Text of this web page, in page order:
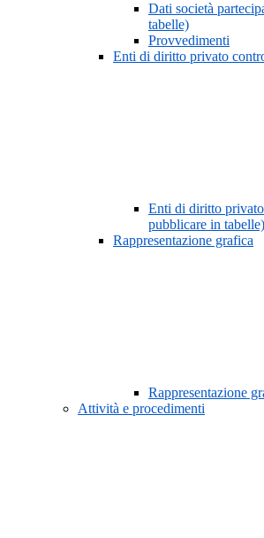
Dati società
tabelle)
Provvedimenti
Enti di diritto privato
Enti di diritto
pubblicare in tabelle)
Rappresentazione grafica
Rappresentazione
Attività e procedimenti